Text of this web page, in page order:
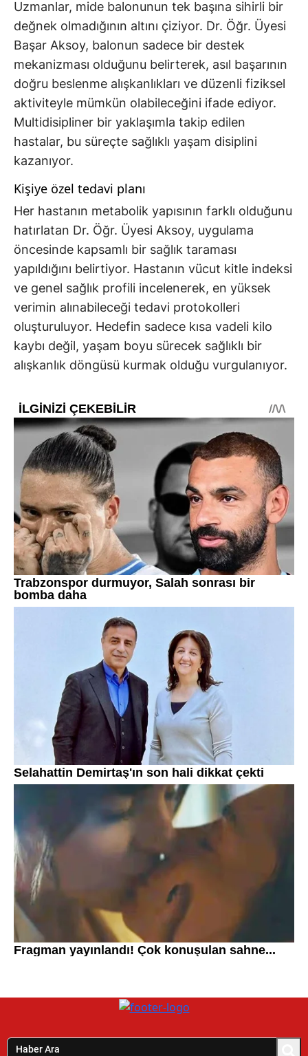
Uzmanlar, mide balonunun tek başına sihirli bir
değnek olmadığının altını çiziyor. Dr. Öğr. Üyesi
Başar Aksoy, balonun sadece bir destek
mekanizması olduğunu belirterek, asıl başarının
doğru beslenme alışkanlıkları ve düzenli fiziksel
aktiviteyle mümkün olabileceğini ifade ediyor.
Multidisipliner bir yaklaşımla takip edilen
hastalar, bu süreçte sağlıklı yaşam disiplini
kazanıyor.
Kişiye özel tedavi planı
Her hastanın metabolik yapısının farklı olduğunu
hatırlatan Dr. Öğr. Üyesi Aksoy, uygulama
öncesinde kapsamlı bir sağlık taraması
yapıldığını belirtiyor. Hastanın vücut kitle indeksi
ve genel sağlık profili incelenerek, en yüksek
verimin alınabileceği tedavi protokolleri
oluşturuluyor. Hedefin sadece kısa vadeli kilo
kaybı değil, yaşam boyu sürecek sağlıklı bir
alışkanlık döngüsü kurmak olduğu vurgulanıyor.